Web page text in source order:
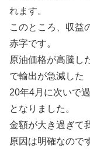
れます。
このところ、収益
赤字です。
原油価格が高騰し
で輸出が急減した
20年4月に次いで
となりました。
金額が大き過ぎて
原因は明確なので